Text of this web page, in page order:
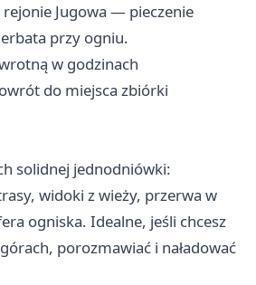
Jugowa — pieczenie
przy ogniu.
w godzinach
do miejsca zbiórki
solidnej jednodniówki:
widoki z wieży, przerwa w
ogniska. Idealne, jeśli chcesz
porozmawiać i naładować